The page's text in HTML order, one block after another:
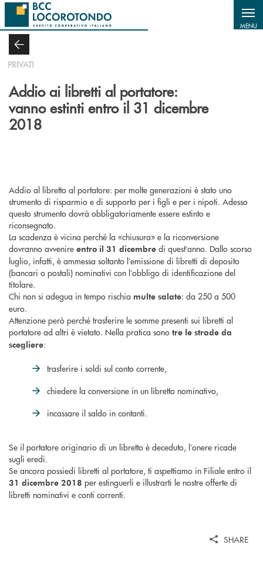
Salta al contenuto principale
MENU
PRIVATI
Addio ai libretti al portatore:
vanno estinti entro il 31 dicembre
2018
Addio al libretto al portatore: per molte generazioni è stato uno
strumento di risparmio e di supporto per i figli e per i nipoti. Adesso
questo strumento dovrà obbligatoriamente essere estinto e
riconsegnato.
La scadenza è vicina perché la «chiusura» e la riconversione
dovranno avvenire entro il 31 dicembre di quest’anno. Dallo scorso
luglio, infatti, è ammessa soltanto l’emissione di libretti di deposito
(bancari o postali) nominativi con l’obbligo di identificazione del
titolare.
Chi non si adegua in tempo rischia multe salate: da 250 a 500
euro.
Attenzione però perché trasferire le somme presenti sui libretti al
portatore ad altri è vietato. Nella pratica sono tre le strade da
scegliere:
trasferire i soldi sul conto corrente,
chiedere la conversione in un libretto nominativo,
incassare il saldo in contanti.
Se il portatore originario di un libretto è deceduto, l’onere ricade
sugli eredi.
Se ancora possiedi libretti al portatore, ti aspettiamo in Filiale entro il
31 dicembre 2018 per estinguerli e illustrarti le nostre offerte di
libretti nominativi e conti correnti.
SHARE